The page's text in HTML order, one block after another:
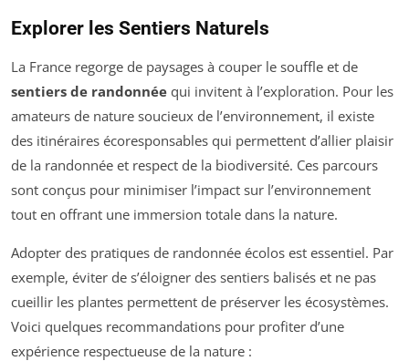
Explorer les Sentiers Naturels
La France regorge de paysages à couper le souffle et de
sentiers de randonnée qui invitent à l’exploration. Pour les
amateurs de nature soucieux de l’environnement, il existe
des itinéraires écoresponsables qui permettent d’allier plaisir
de la randonnée et respect de la biodiversité. Ces parcours
sont conçus pour minimiser l’impact sur l’environnement
tout en offrant une immersion totale dans la nature.
Adopter des pratiques de randonnée écolos est essentiel. Par
exemple, éviter de s’éloigner des sentiers balisés et ne pas
cueillir les plantes permettent de préserver les écosystèmes.
Voici quelques recommandations pour profiter d’une
expérience respectueuse de la nature :